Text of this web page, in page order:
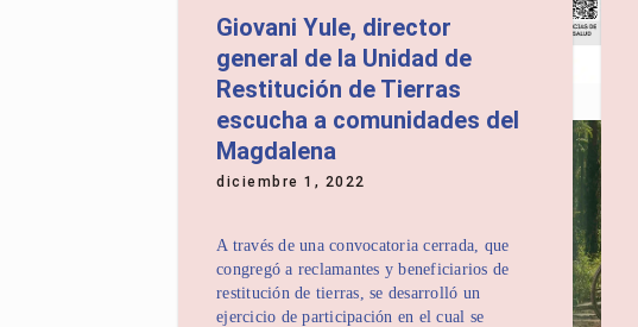
Giovani Yule, director
general de la Unidad de
Restitución de Tierras
escucha a comunidades del
Magdalena
diciembre 1, 2022
A través de una convocatoria cerrada, que
congregó a reclamantes y beneficiarios de
restitución de tierras, se desarrolló un
ejercicio de participación en el cual se